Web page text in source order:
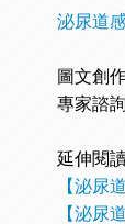
泌尿道
圖文創
專家諮
延伸閱
【泌尿
【泌尿